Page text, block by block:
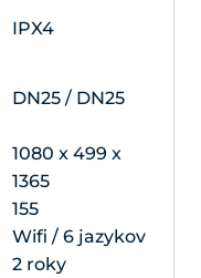
IPX4
DN25 / DN25
1080 x 499 x
1365
155
Wifi / 6 jazykov
2 roky